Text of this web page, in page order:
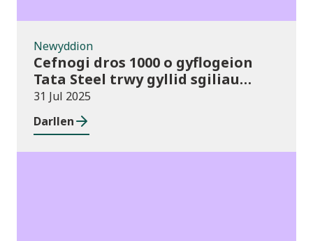
Newyddion
Cefnogi dros 1000 o gyflogeion
Tata Steel trwy gyllid sgiliau
cyhoeddus
31 Jul 2025
Darllen